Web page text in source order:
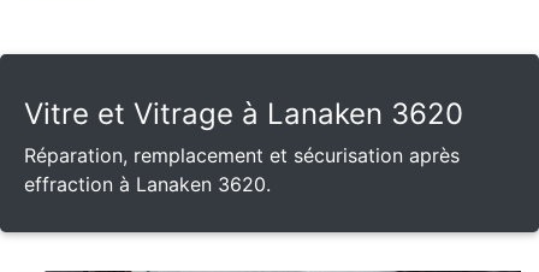
Vitre et Vitrage à Lanaken 3620
Réparation, remplacement et sécurisation après
effraction à Lanaken 3620.